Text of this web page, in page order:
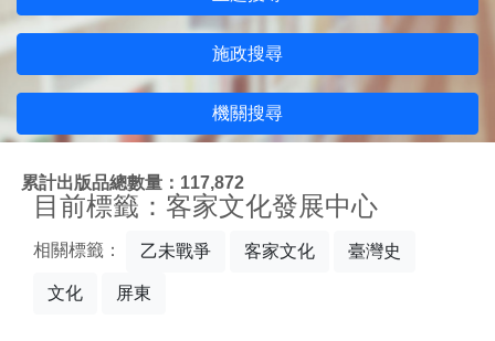
施政搜尋
機關搜尋
累計出版品總數量：117,872
目前標籤：客家文化發展中心
相關標籤： 乙未戰爭 客家文化 臺灣史
文化 屏東